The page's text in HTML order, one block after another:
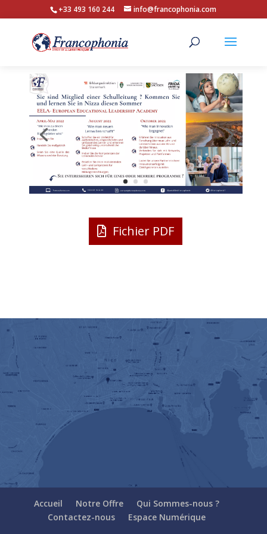
+33 493 160 244 info@francophonia.com
Fichier PDF
Accueil Notre Offre
Qui Sommes-nous ?
Contactez-nous
Espace Numérique